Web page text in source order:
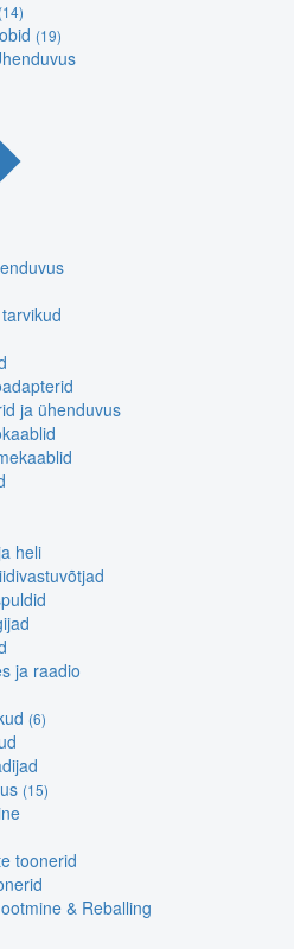
(14)
(19)
ja ühenduvus
heli
ja raadio
(6)
(15)
toonerid
& Reballing